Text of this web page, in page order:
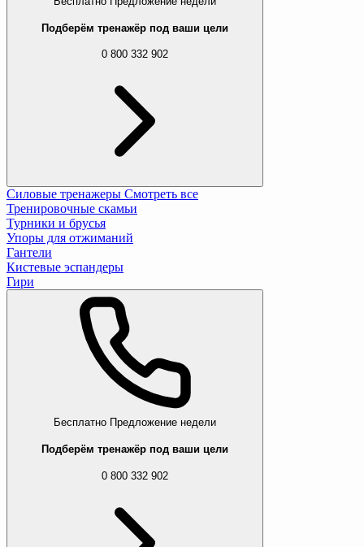
Подберём тренажёр под ваши цели
0 800 332 902
Силовые тренажеры Смотреть все
Тренировочные скамьи
Турники и брусья
Упоры для отжиманий
Гантели
Кистевые эспандеры
Гири
Бесплатно Предложение недели
Подберём тренажёр под ваши цели
0 800 332 902